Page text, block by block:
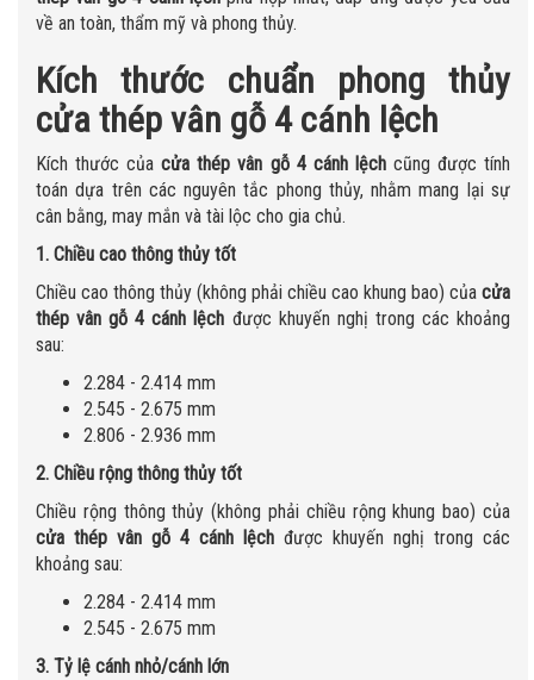
về an toàn, thẩm mỹ và phong thủy.
Kích thước chuẩn phong thủy
cửa thép vân gỗ 4 cánh lệch
Kích thước củacửa thép vân gỗ 4 cánh lệchcũng được tính
toán dựa trên các nguyên tắc phong thủy, nhằm mang lại sự
cân bằng, may mắn và tài lộc cho gia chủ.
1. Chiều cao thông thủy tốt
Chiều cao thông thủy (không phải chiều cao khung bao) của cửa
thép vân gỗ 4 cánh lệch được khuyến nghị trong các khoảng
sau:
2.284 - 2.414 mm
2.545 - 2.675 mm
2.806 - 2.936 mm
2. Chiều rộng thông thủy tốt
Chiều rộng thông thủy (không phải chiều rộng khung bao) của
cửa thép vân gỗ 4 cánh lệch được khuyến nghị trong các
khoảng sau:
2.284 - 2.414 mm
2.545 - 2.675 mm
3. Tỷ lệ cánh nhỏ/cánh lớn